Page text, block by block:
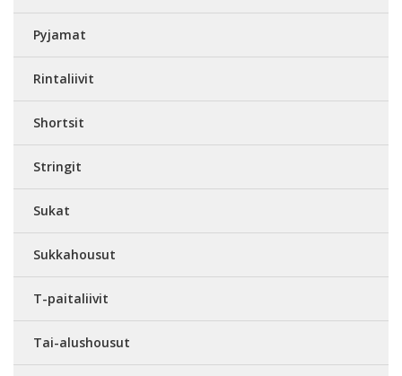
Pyjamat
Rintaliivit
Shortsit
Stringit
Sukat
Sukkahousut
T-paitaliivit
Tai-alushousut